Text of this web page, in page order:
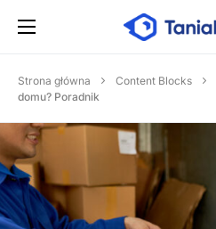
Strona główna Content Blocks
domu? Poradnik